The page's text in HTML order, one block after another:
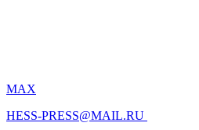
MAX
HESS-PRESS@MAIL.RU